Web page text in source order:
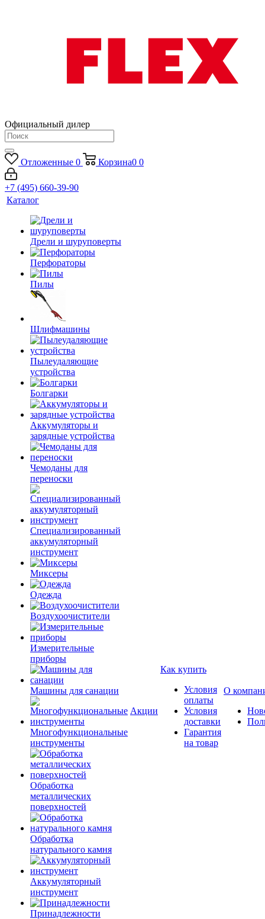
Официальный дилер
Отложенные 0 Корзина0 0
+7 (495) 660-39-90
Каталог
Дрели и шуруповерты
Перфораторы
Пилы
Шлифмашины
Пылеудаляющие
устройства
Болгарки
Аккумуляторы и
зарядные устройства
Чемоданы для
переноски
Специализированный
аккумуляторный
инструмент
Миксеры
Одежда
Воздухоочистители
Измерительные
приборы
Машины для санации
Многофункциональные
инструменты
Обработка
металлических
поверхностей
Обработка
натурального камня
Аккумуляторный
инструмент
Принадлежности
Акции
Как купить
Условия
оплаты
Условия
доставки
Гарантия
на товар
О